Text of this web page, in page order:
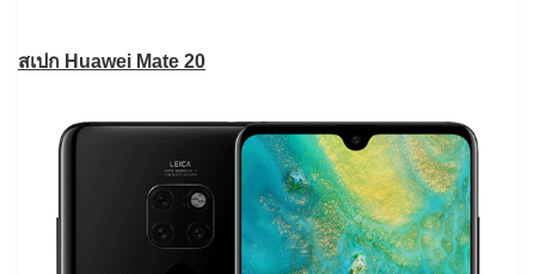
สเปก Huawei Mate 20